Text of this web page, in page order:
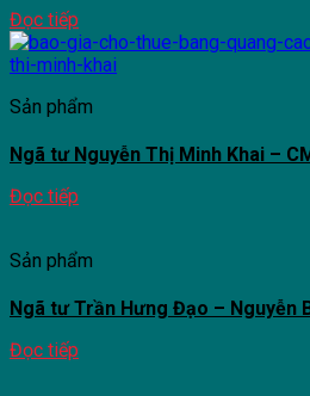
Đọc tiếp
Sản phẩm
Ngã tư Nguyễn Thị Minh Khai –
Đọc tiếp
Sản phẩm
Ngã tư Trần Hưng Đạo – Nguyễn
Đọc tiếp